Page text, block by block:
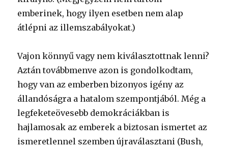
emberinek, hogy ilyen esetben nem alap
átlépni az illemszabályokat.)
Vajon könnyű vagy nem kiválasztottnak lenni?
Aztán továbbmenve azon is gondolkodtam,
hogy van az emberben bizonyos igény az
állandóságra a hatalom szempontjából. Még a
legfeketeövesebb demokráciákban is
hajlamosak az emberek a biztosan ismertet az
ismeretlennel szemben újraválasztani (Bush,